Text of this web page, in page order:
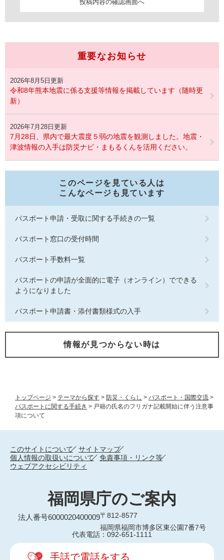
トップページ > テーマから探す > 防災・くらし > パスポート・国際交流 >
パスポートに関する手続き > 戸籍の氏名のフリガナ記載開始に伴う注意事
項について
重要なお知らせ
2026年8月5日更新
令和8年熊本地震に係る支援等情報を掲載しています（随時更
新）
2026年7月28日更新
7月28日、県内で最大震度５弱の地震を観測しました。地震・
津波情報の入手は防災ナビ・まもるくんを活用ください。
このページを見ている人は
こんなページも見ています
パスポート申請・受取に関する手続きの一覧
パスポート窓口の受付時間
パスポート手数料一覧
パスポートの申請が全面的に電子（オンライン）でできる
ようになりました
パスポート申請書・添付書類様式の入手
情報が見つからない時は
このサイトについて
サイトマップ
個人情報の取扱いについて
免責事項・リンク等
ウェブアクセシビリティ
福岡県庁のご案内
法人番号6000020400009〒812-8577
福岡県福岡市博多区東公園7番7号
代表電話：092-651-1111
手話で電話をする